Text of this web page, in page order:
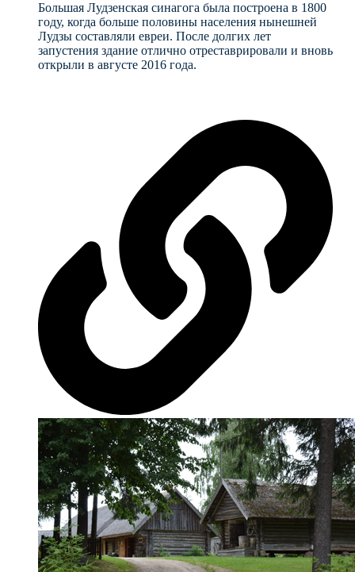
Большая Лудзенская синагога была построена в 1800
году, когда больше половины населения нынешней
Лудзы составляли евреи. После долгих лет
запустения здание отлично отреставрировали и вновь
открыли в августе 2016 года.